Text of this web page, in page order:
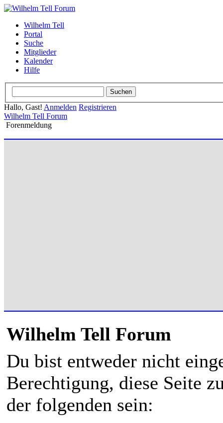
Wilhelm Tell
Portal
Suche
Mitglieder
Kalender
Hilfe
Hallo, Gast! Anmelden Registrieren
Wilhelm Tell Forum
Forenmeldung
Wilhelm Tell Forum
Du bist entweder nicht
Berechtigung, diese Seite
der folgenden sein: